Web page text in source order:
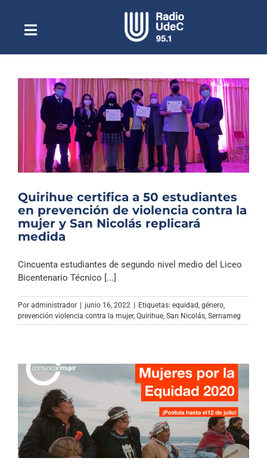
contenidoToggle
NavigationEscuchar Radio UdeC en vivo
Quiénes Somos
Programación
Podcast
Noticias
Columnas
Música Clásica
Archivo Sonoro
Quirihue certifica a 50 estudiantes
en prevención de violencia contra la
mujer y San Nicolás replicará
medida
Cincuenta estudiantes de segundo nivel medio del Liceo
Bicentenario Técnico [...]
Por administrador | junio 16, 2022 | Etiquetas: equidad género
prevención violencia contra la mujer, Quirihue San Nicolás Sernameg